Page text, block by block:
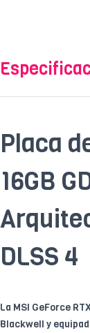
Placa
16GB
DLSS 4
La MSI GeForce
Blackwell y